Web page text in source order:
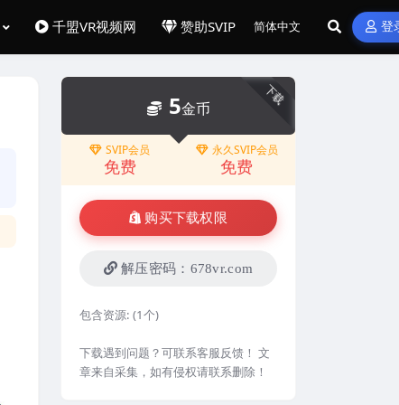
千盟VR视频网 赞助SVIP 登
下载
5金币
SVIP会员
免费
永久SVIP会员
免费
购买下载权限
解压密码：678vr.com
包含资源: (1个)
下载遇到问题？可联系客服反馈！ 文
章来自采集，如有侵权请联系删除！